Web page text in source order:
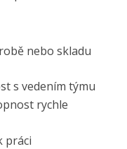
nebo skladu
s vedením týmu
rychle
práci